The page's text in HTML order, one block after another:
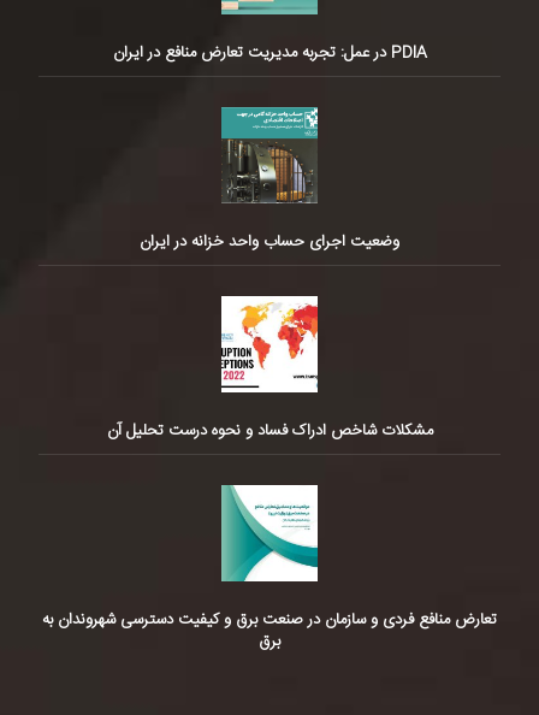
PDIA در عمل: تجربه مدیریت تعارض منافع در ایران
وضعیت اجرای حساب واحد خزانه در ایران
مشکلات شاخص ادراک فساد و نحوه درست تحلیل آن
تعارض منافع فردی و سازمان در صنعت برق و کیفیت دسترسی شهروندان به
برق